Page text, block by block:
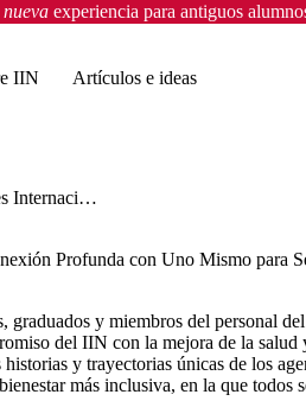
nuevaexperiencia para antiguos
IIN Artículos e ideas
Voces Internacionales del IIN: Laura Hayden, sobre la Construcción de una Conexión Profunda con Uno Mismo para Servir a los Demás
Profunda con Uno Mismo para
graduados y miembros del personal
del IIN con la mejora de la
y trayectorias únicas de los
más inclusiva, en la que todos